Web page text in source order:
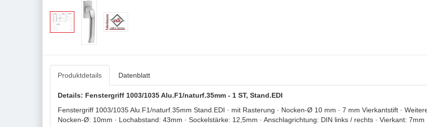
Produktdetails Datenblatt
Details: Fenstergriff 1003/1035 Alu.F1/naturf.35mm - 1 ST, Stand.EDI
Fenstergriff 1003/1035 Alu.F1/naturf.35mm Stand.EDI · mit Rasterung · Nocken-Ø 10 mm · 7 mm Vierkantstift ·
Nocken-Ø: 10mm · Lochabstand: 43mm · Sockelstärke: 12,5mm · Anschlagrichtung: DIN links / rechts · Vierkant: